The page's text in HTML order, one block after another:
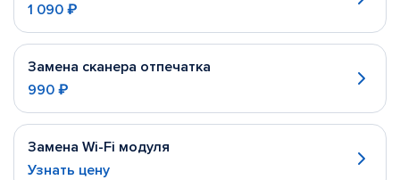
1 090 ₽
Замена сканера отпечатка
990 ₽
Замена Wi-Fi модуля
Узнать цену